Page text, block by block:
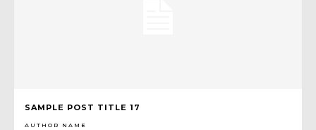
SAMPLE POST TITLE 17
AUTHOR NAME